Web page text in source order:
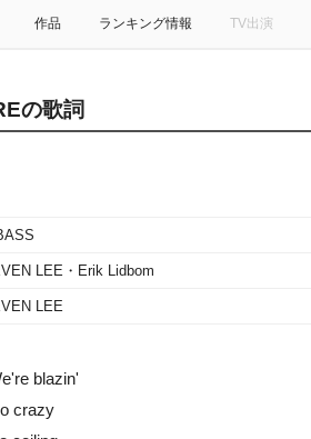
作品 ランキング情報 TV出演
の歌詞
LEE・Erik Lidbom
LEE
blazin'
crazy